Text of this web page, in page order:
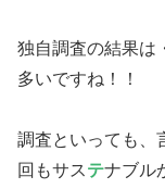
独自調査の結果は
多いですね！！
調査といっても、
回もサステナブル